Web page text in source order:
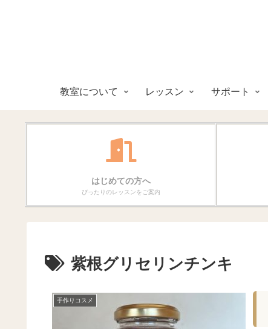
教室について レッスン サポート
はじめての方へ
ぴったりのレッスンをご案内
紫根グリセリンチンキ
手作りコスメ